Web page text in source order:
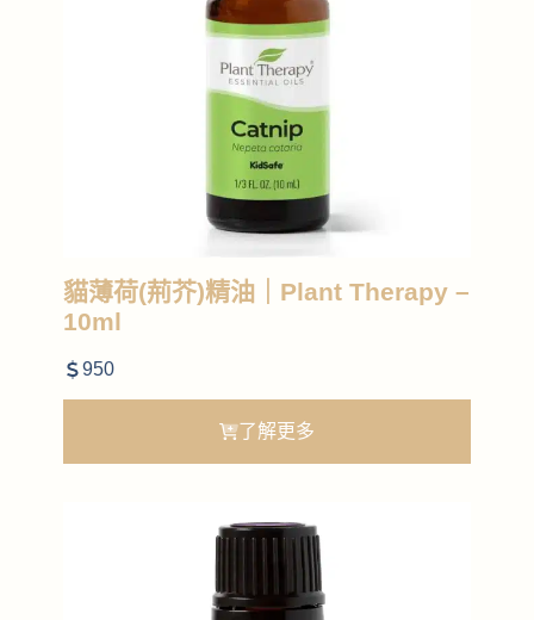
貓薄荷(荊芥)精油｜Plant Therapy –
10ml
950
了解更多